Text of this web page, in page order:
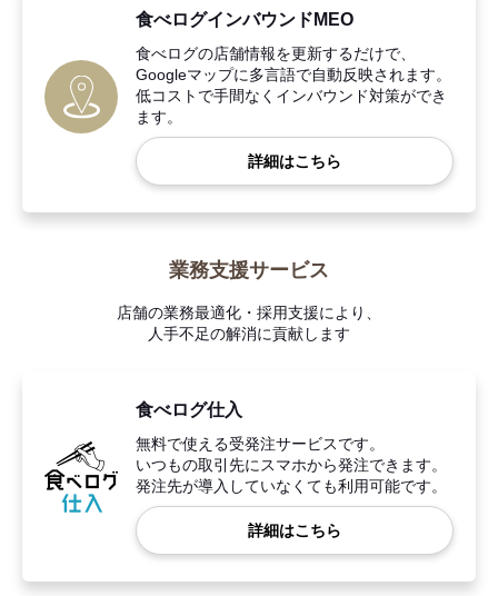
食べログインバウンドMEO
食べログの店舗情報を更新するだけで、
Googleマップに多言語で自動反映されます。
低コストで手間なくインバウンド対策ができ
ます。
詳細はこちら
業務支援サービス
店舗の業務最適化・採用支援により、
人手不足の解消に貢献します
食べログ仕入
無料で使える受発注サービスです。
いつもの取引先にスマホから発注できます。
発注先が導入していなくても利用可能です。
詳細はこちら